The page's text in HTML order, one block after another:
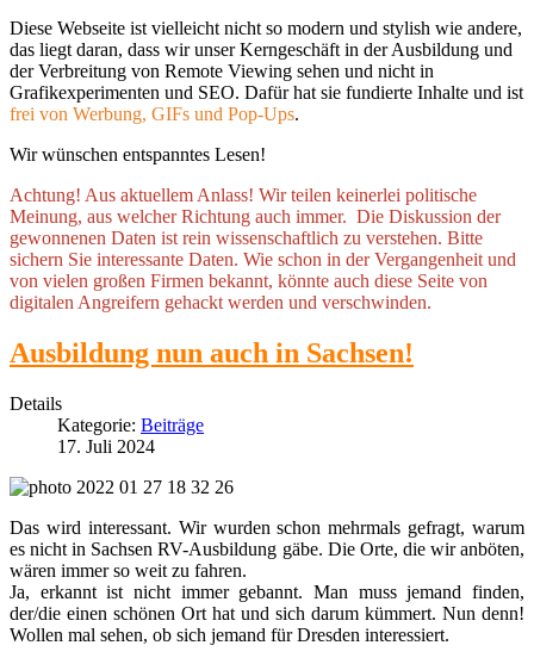
Diese Webseite ist vielleicht nicht so modern und stylish wie andere,
das liegt daran, dass wir unser Kerngeschäft in der Ausbildung und
der Verbreitung von Remote Viewing sehen und nicht in
Grafikexperimenten und SEO. Dafür hat sie fundierte Inhalte und ist
frei von Werbung, GIFs und Pop-Ups.
Wir wünschen entspanntes Lesen!
Achtung! Aus aktuellem Anlass! Wir teilen keinerlei politische
Meinung, aus welcher Richtung auch immer. Die Diskussion der
gewonnenen Daten ist rein wissenschaftlich zu verstehen. Bitte
sichern Sie interessante Daten. Wie schon in der Vergangenheit und
von vielen großen Firmen bekannt, könnte auch diese Seite von
digitalen Angreifern gehackt werden und verschwinden.
Ausbildung nun auch in Sachsen!
Details
Kategorie: Beiträge
17. Juli 2024
Das wird interessant. Wir wurden schon mehrmals gefragt, warum
es nicht in Sachsen RV-Ausbildung gäbe. Die Orte, die wir anböten,
wären immer so weit zu fahren.
Ja, erkannt ist nicht immer gebannt. Man muss jemand finden,
der/die einen schönen Ort hat und sich darum kümmert. Nun denn!
Wollen mal sehen, ob sich jemand für Dresden interessiert.